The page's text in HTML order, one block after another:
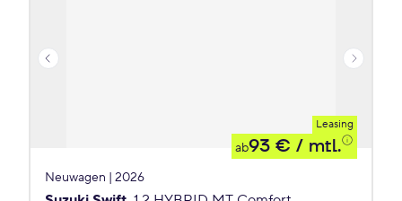
Leasing
ab93 € / mtl.
Neuwagen | 2026